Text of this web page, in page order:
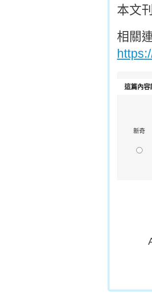
本文
相關
這篇內容
新奇